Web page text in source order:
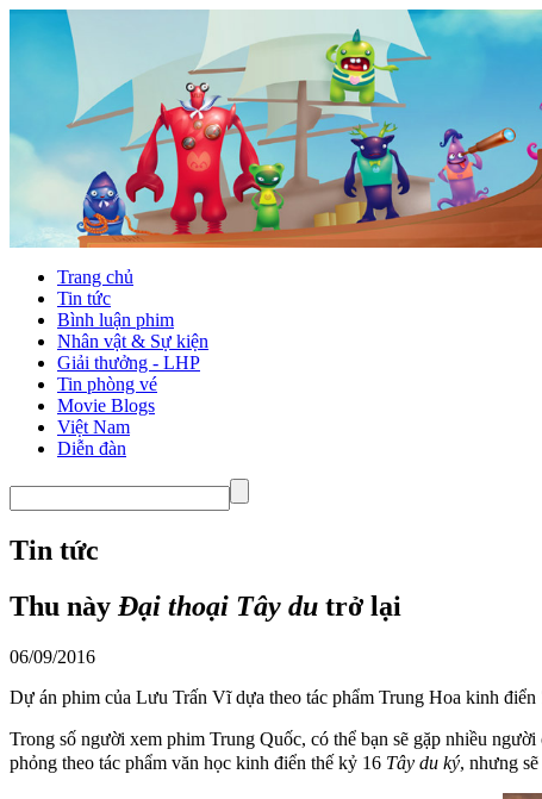
Trang chủ
Tin tức
Bình luận phim
Nhân vật & Sự kiện
Giải thưởng - LHP
Tin phòng vé
Movie Blogs
Việt Nam
Diễn đàn
Tin tức
Thu này Đại thoại Tây du trở lại
06/09/2016
Dự án phim của Lưu Trấn Vĩ dựa theo tác phẩm Trung Hoa kinh điển
Trong số người xem phim Trung Quốc, có thể bạn sẽ gặp nhiều
phỏng theo tác phẩm văn học kinh điển thế kỷ 16 Tây du ký, nhưng